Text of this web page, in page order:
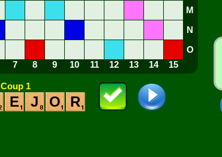
M
N
O
7 8 9 10 11 12 13 14 15
Coup 1
E J O R